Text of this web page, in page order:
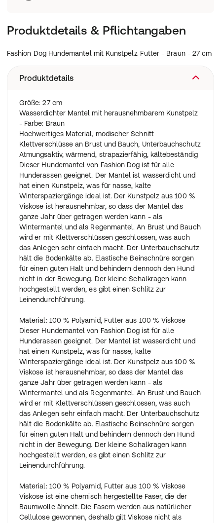
Produktdetails & Pflichtangaben
Fashion Dog Hundemantel mit Kunstpelz-Futter - Braun - 27 cm
Produktdetails
Größe: 27 cm
Wasserdichter Mantel mit herausnehmbarem Kunstpelz
- Farbe: Braun
Hochwertiges Material, modischer Schnitt
Klettverschlüsse an Brust und Bauch, Unterbauchschutz
Atmungsaktiv, wärmend, strapazierfähig, kältebeständig
Dieser Hundemantel von Fashion Dog ist für alle
Hunderassen geeignet. Der Mantel ist wasserdicht und
hat einen Kunstpelz, was für nasse, kalte
Winterspaziergänge ideal ist. Der Kunstpelz aus 100 %
Viskose ist herausnehmbar, so dass der Mantel das
ganze Jahr über getragen werden kann - als
Wintermantel und als Regenmantel. An Brust und Bauch
wird er mit Klettverschlüssen geschlossen, was auch
das Anlegen sehr einfach macht. Der Unterbauchschutz
hält die Bodenkälte ab. Elastische Beinschnüre sorgen
für einen guten Halt und behindern dennoch den Hund
nicht in der Bewegung. Der kleine Schalkragen kann
hochgestellt werden, es gibt einen Schlitz zur
Leinendurchführung.
Material: 100 % Polyamid, Futter aus 100 % Viskose
Dieser Hundemantel von Fashion Dog ist für alle
Hunderassen geeignet. Der Mantel ist wasserdicht und
hat einen Kunstpelz, was für nasse, kalte
Winterspaziergänge ideal ist. Der Kunstpelz aus 100 %
Viskose ist herausnehmbar, so dass der Mantel das
ganze Jahr über getragen werden kann - als
Wintermantel und als Regenmantel. An Brust und Bauch
wird er mit Klettverschlüssen geschlossen, was auch
das Anlegen sehr einfach macht. Der Unterbauchschutz
hält die Bodenkälte ab. Elastische Beinschnüre sorgen
für einen guten Halt und behindern dennoch den Hund
nicht in der Bewegung. Der kleine Schalkragen kann
hochgestellt werden, es gibt einen Schlitz zur
Leinendurchführung.
Material: 100 % Polyamid, Futter aus 100 % Viskose
Viskose ist eine chemisch hergestellte Faser, die der
Baumwolle ähnelt. Die Fasern werden aus natürlicher
Cellulose gewonnen, deshalb gilt Viskose nicht als